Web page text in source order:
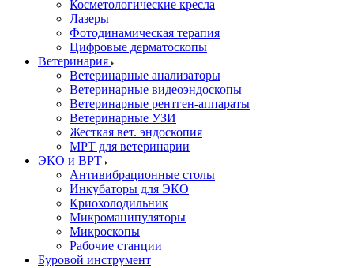
Косметологические кресла
Лазеры
Фотодинамическая терапия
Цифровые дерматоскопы
Ветеринария
Ветеринарные анализаторы
Ветеринарные видеоэндоскопы
Ветеринарные рентген-аппараты
Ветеринарные УЗИ
Жесткая вет. эндоскопия
МРТ для ветеринарии
ЭКО и ВРТ
Антивибрационные столы
Инкубаторы для ЭКО
Криохолодильник
Микроманипуляторы
Микроскопы
Рабочие станции
Буровой инструмент